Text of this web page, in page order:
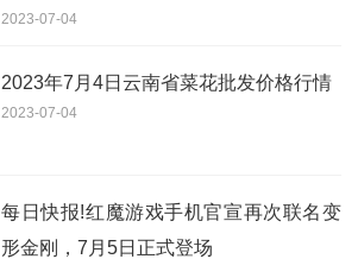
2023-07-04
2023年7月4日云南省菜花批发价格行情
2023-07-04
每日快报!红魔游戏手机官宣再次联名变
形金刚，7月5日正式登场